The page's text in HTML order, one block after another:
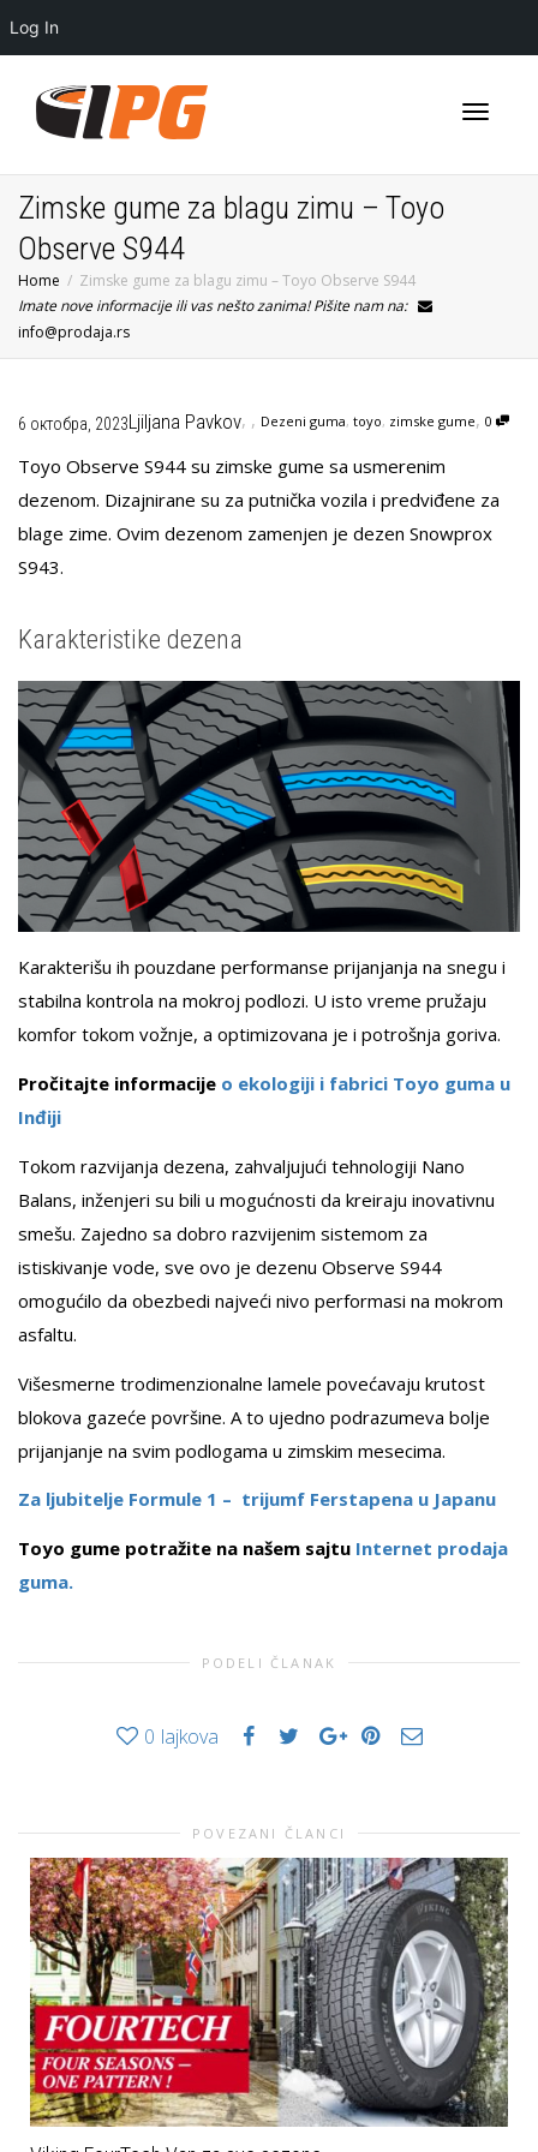
Log In
Zimske gume za blagu zimu – Toyo
Observe S944
Home
Zimske gume za blagu zimu – Toyo Observe S944
Imate nove informacije ili vas nešto zanima! Pišite nam na:
info@prodaja.rs
Ljiljana Pavkov,
6 октобра, 2023 , Dezeni guma, toyo, zimske gume, 0
Toyo Observe S944 su zimske gume sa usmerenim
dezenom. Dizajnirane su za putnička vozila i predviđene za
blage zime. Ovim dezenom zamenjen je dezen Snowprox
S943.
Karakteristike dezena
Karakterišu ih pouzdane performanse prijanjanja na snegu i
stabilna kontrola na mokroj podlozi. U isto vreme pružaju
komfor tokom vožnje, a optimizovana je i potrošnja goriva.
Pročitajte informacije o ekologiji i fabrici Toyo guma u
Inđiji
Tokom razvijanja dezena, zahvaljujući tehnologiji Nano
Balans, inženjeri su bili u mogućnosti da kreiraju inovativnu
smešu. Zajedno sa dobro razvijenim sistemom za
istiskivanje vode, sve ovo je dezenu Observe S944
omogućilo da obezbedi najveći nivo performasi na mokrom
asfaltu.
Višesmerne trodimenzionalne lamele povećavaju krutost
blokova gazeće površine. A to ujedno podrazumeva bolje
prijanjanje na svim podlogama u zimskim mesecima.
Za ljubitelje Formule 1 – trijumf Ferstapena u Japanu
Toyo gume potražite na našem sajtu Internet prodaja
guma.
PODELI ČLANAK
0 lajkova
POVEZANI ČLANCI